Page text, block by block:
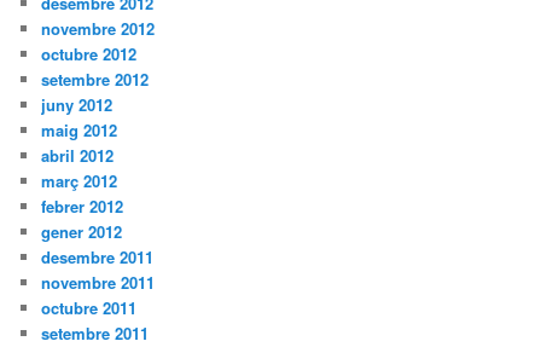
novembre 2012
octubre 2012
setembre 2012
juny 2012
maig 2012
abril 2012
març 2012
febrer 2012
gener 2012
desembre 2011
novembre 2011
octubre 2011
setembre 2011